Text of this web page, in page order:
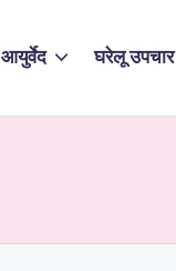
आयुर्वेद घरेलू उपचार